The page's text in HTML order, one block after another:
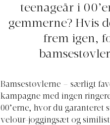
teenageår i
gemmerne? Hvis
frem igen,
Bamsestøvlerne – særligt
kampagne med ingen
00’erne, hvor du garanteret
velour-joggingsæt og